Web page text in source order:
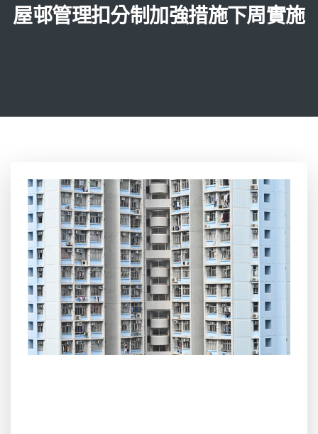
屋邨管理扣分制加強措施下周實施